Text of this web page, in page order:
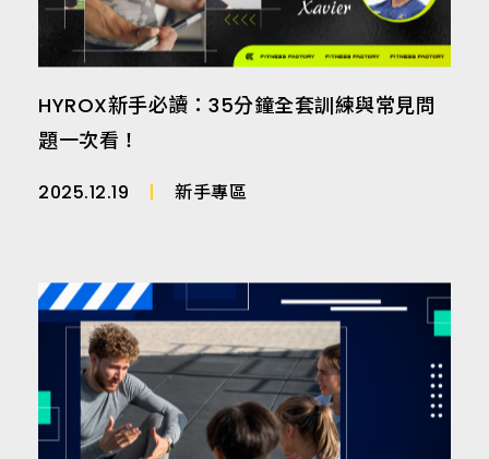
HYROX新手必讀：35分鐘全套訓練與常見問
題一次看！
2025.12.19 新手專區